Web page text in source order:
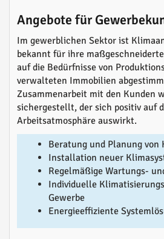
Angebote für
Im gewerblichen Sektor ist
bekannt für ihre
auf die Bedürfnisse von
verwalteten Immobilien
Zusammenarbeit mit den Kunden
sichergestellt, der sich positiv auf
Arbeitsatmosphäre auswirkt.
Beratung und Planung von
Installation neuer
Regelmäßige Wartungs-
Individuelle
Gewerbe
Energieeffiziente